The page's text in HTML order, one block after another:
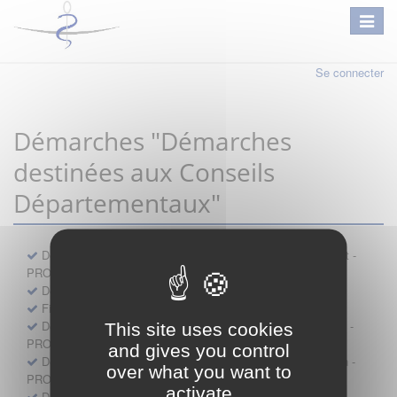
This site uses cookies
and gives you control
over what you want to
activate
Se connecter
Démarches "Démarches
destinées aux Conseils
Départementaux"
Déclaration préalable d'ouverture d'un lieu d'exercice distinct -
PROFESSIONNEL
Demande d'exemption de garde - PROFESSIONNEL
Fiche de signalement d'agression
Demande d’autorisation de se faire assister par un médecin -
PROFESSIONNEL
Demande d'autorisation de tenue de cabinet par un médecin -
PROFESSIONNEL